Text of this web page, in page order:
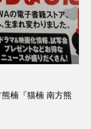
楠『猫楠 南方熊